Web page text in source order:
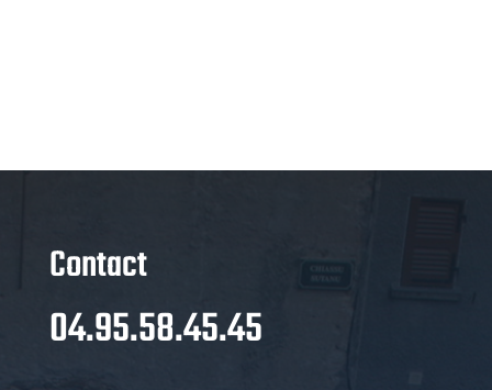
Contact
04.95.58.45.45